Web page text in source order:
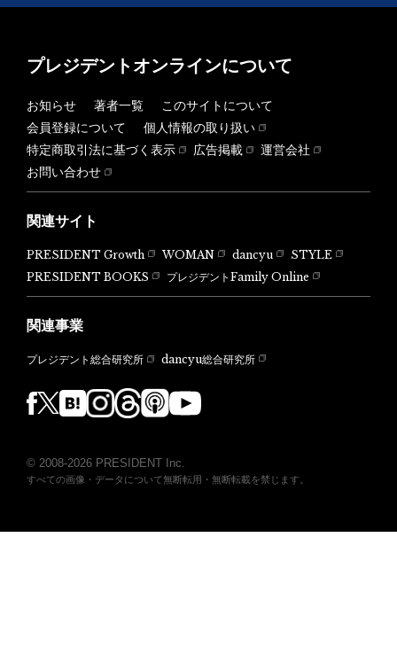
プレジデントオンラインについて
お知らせ 著者一覧
このサイトについて
会員登録について
個人情報の取り扱い
特定商取引法に基づく表示
広告掲載
運営会社
お問い合わせ
関連サイト
PRESIDENT Growth WOMAN dancyu
STYLE
PRESIDENT BOOKS
プレジデントFamily Online
関連事業
プレジデント総合研究所 dancyu総合研究所
© 2008-2026 PRESIDENT Inc.
すべての画像・データについて無断転用・無断転載を禁じます。